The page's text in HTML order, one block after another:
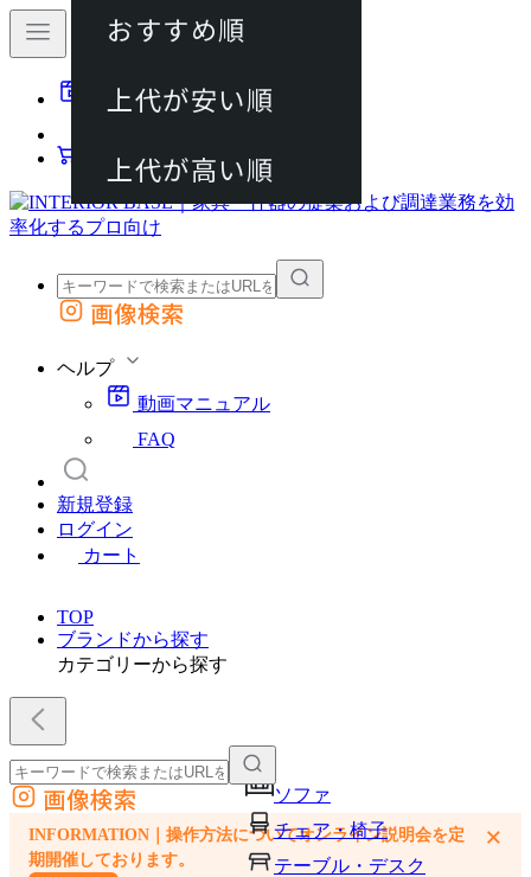
動画マニュアル
カート
外部サイトの商品をカートに追加
画像検索
ヘルプ
動画マニュアル
FAQ
新規登録
ログイン
カート
TOP
ブランドから探す
カテゴリーから探す
ソファ
チェア・椅子
テーブル・デスク
外部サイトの商品をカートに追加
他のサイトで見つけた商品ページのURLを貼り付けて、カートに追加できます
画像検索
INFORMATION｜操作方法についてオンライン説明会を定
期開催しております。
×
おすすめ順
上代が安い順
上代が高い順